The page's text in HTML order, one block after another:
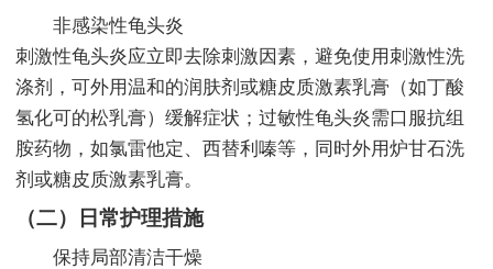
非感染性龟头炎
刺激性龟头炎应立即去除刺激因素，避免使用刺激性洗
涤剂，可外用温和的润肤剂或糖皮质激素乳膏（如丁酸
氢化可的松乳膏）缓解症状；过敏性龟头炎需口服抗组
胺药物，如氯雷他定、西替利嗪等，同时外用炉甘石洗
剂或糖皮质激素乳膏。
（二）日常护理措施
保持局部清洁干燥